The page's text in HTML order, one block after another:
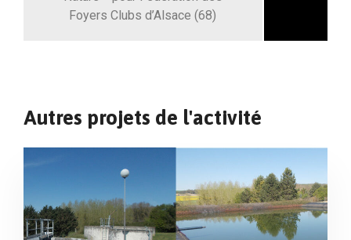
Foyers Clubs d’Alsace (68)
Autres projets de l'activité